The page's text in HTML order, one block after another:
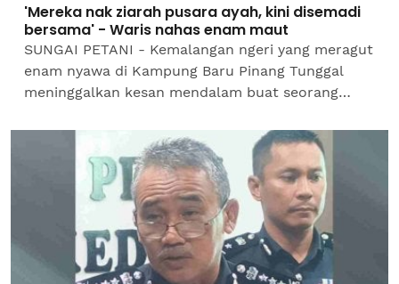
'Mereka nak ziarah pusara ayah, kini disemadi
bersama' - Waris nahas enam maut
SUNGAI PETANI - Kemalangan ngeri yang meragut
enam nyawa di Kampung Baru Pinang Tunggal
meninggalkan kesan mendalam buat seorang
bukan sahaja kehilangan...